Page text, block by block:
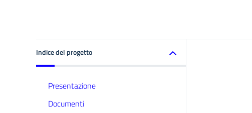
Indice del progetto
Presentazione
Documenti